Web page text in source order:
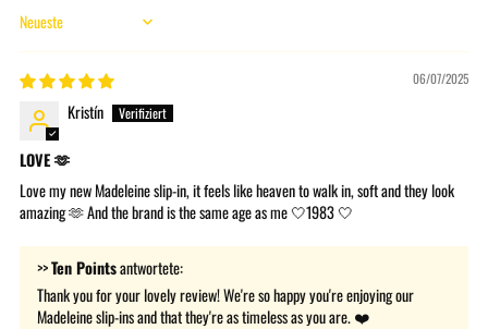
Sort by
06/07/2025
Kristín
LOVE 🫶
Love my new Madeleine slip-in, it feels like heaven to walk in, soft and they look
amazing 🫶 And the brand is the same age as me 🤍1983 🤍
>>Ten Pointsantwortete:
Thank you for your lovely review! We're so happy you're enjoying our
Madeleine slip-ins and that they're as timeless as you are. ❤️